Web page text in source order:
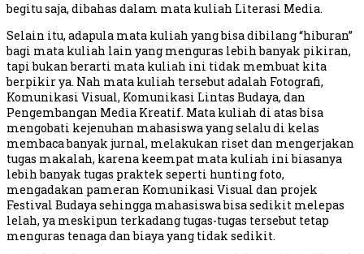
begitu saja, dibahas dalam mata kuliah Literasi Media.
Selain itu, adapula mata kuliah yang bisa dibilang “hiburan”
bagi mata kuliah lain yang menguras lebih banyak pikiran,
tapi bukan berarti mata kuliah ini tidak membuat kita
berpikir ya. Nah mata kuliah tersebut adalah Fotografi,
Komunikasi Visual, Komunikasi Lintas Budaya, dan
Pengembangan Media Kreatif. Mata kuliah di atas bisa
mengobati kejenuhan mahasiswa yang selalu di kelas
membaca banyak jurnal, melakukan riset dan mengerjakan
tugas makalah, karena keempat mata kuliah ini biasanya
lebih banyak tugas praktek seperti hunting foto,
mengadakan pameran Komunikasi Visual dan projek
Festival Budaya sehingga mahasiswa bisa sedikit melepas
lelah, ya meskipun terkadang tugas-tugas tersebut tetap
menguras tenaga dan biaya yang tidak sedikit.